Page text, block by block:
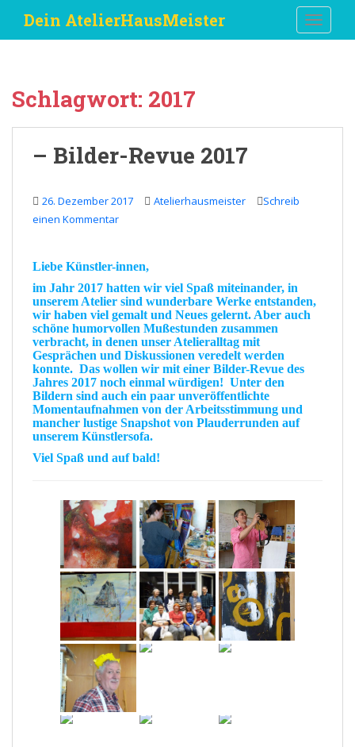
i
Dein AtelierHausMeister
Schlagwort: 2017
– Bilder-Revue 2017
26. Dezember 2017 Atelierhausmeister
Schreib
einen Kommentar
Liebe Künstler-innen,
im Jahr 2017 hatten wir viel Spaß miteinander, in
unserem Atelier sind wunderbare Werke entstanden,
wir haben viel gemalt und Neues gelernt. Aber auch
schöne humorvollen Mußestunden zusammen
verbracht, in denen unser Atelieralltag mit
Gesprächen und Diskussionen veredelt werden
konnte. Das wollen wir mit einer Bilder-Revue des
Jahres 2017 noch einmal würdigen! Unter den
Bildern sind auch ein paar unveröffentlichte
Momentaufnahmen von der Arbeitsstimmung und
mancher lustige Snapshot von Plauderrunden auf
unserem Künstlersofa.
Viel Spaß und auf bald!